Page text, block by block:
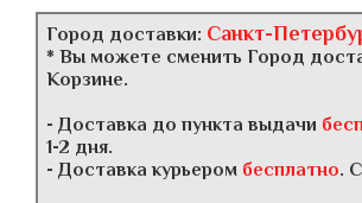
Город доставки: Санкт-
* Вы можете сменить Город
Корзине.
- Доставка до пункта выдачи
1-2 дня.
- Доставка курьером бесплатно.